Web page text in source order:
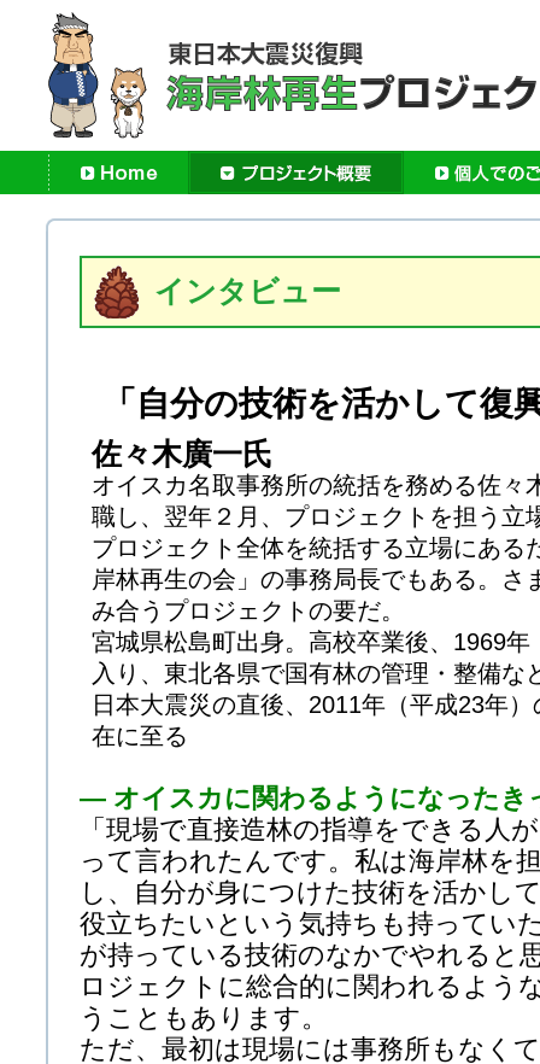
インタビュー
「自分の技術を活かして復
佐々木廣一氏
オイスカ名取事務所の統括を務める佐々
職し、翌年２月、プロジェクトを担う立
プロジェクト全体を統括する立場にある
岸林再生の会」の事務局長でもある。さ
み合うプロジェクトの要だ。
宮城県松島町出身。高校卒業後、1969
入り、東北各県で国有林の管理・整備な
日本大震災の直後、2011年（平成23年
在に至る
— オイスカに関わるようになったき
「現場で直接造林の指導をできる人
って言われたんです。私は海岸林を
し、自分が身につけた技術を活かし
役立ちたいという気持ちも持ってい
が持っている技術のなかでやれると
ロジェクトに総合的に関われるよう
うこともあります。
ただ、最初は現場には事務所もなく